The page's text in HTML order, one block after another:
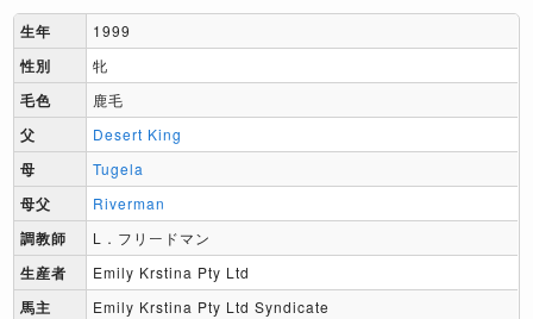
生年 1999
性別 牝
毛色 鹿毛
父 Desert King
母 Tugela
母父 Riverman
調教師 L．フリードマン
生産者 Emily Krstina Pty Ltd
馬主 Emily Krstina Pty Ltd Syndicate